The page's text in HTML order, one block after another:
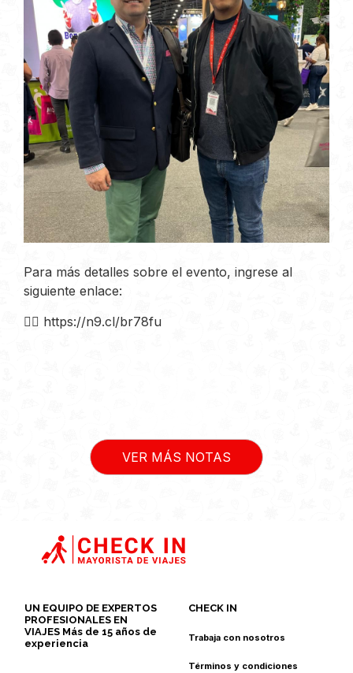
Para más detalles sobre el evento, ingrese al
siguiente enlace:
👉🏻 https://n9.cl/br78fu
VER MÁS NOTAS
UN EQUIPO DE EXPERTOS
PROFESIONALES EN
VIAJES Más de 15 años de
experiencia
CHECK IN
Trabaja con nosotros
Términos y condiciones